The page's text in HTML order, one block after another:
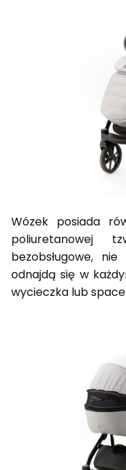
Wózek posiada
poliuretanowej
bezobsługowe,
odnajdą się w
wycieczka lub